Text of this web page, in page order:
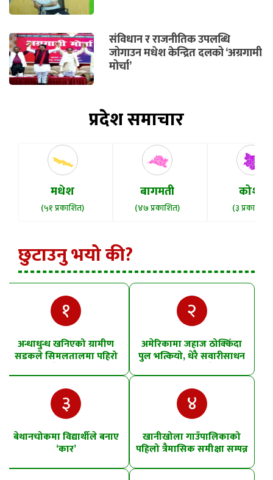
संविधान र राजनीतिक उपलब्धि
जोगाउन मधेश केन्द्रित दलको ‘अग्रगामी
मोर्चा’
प्रदेश समाचार
मधेश
(५१ प्रकाशित)
बागमती
(४७ प्रकाशित)
कोशी
(३ प्रकाशित)
छुटाउनु भयो की?
१
अन्धाधुन्ध खनिएको ग्रामीण
सडकले सिमलतालमा पहिरो
खसेको शंका
२
अमेरिकामा जहाज ठोक्किँदा
पुल भत्कियो, धेरै सवारीसाधन
पानीमा खसे
३
बेथानचोकमा विद्यार्थीले बनाए
‘कार’
४
खानीखोला गाउँपालिकाको
पहिलो त्रैमासिक समीक्षा सम्पन्न